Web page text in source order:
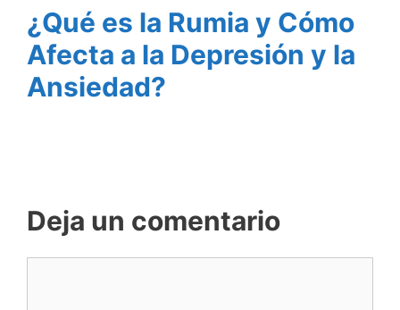
¿Qué es la Rumia y Cómo
Afecta a la Depresión y la
Ansiedad?
Deja un comentario